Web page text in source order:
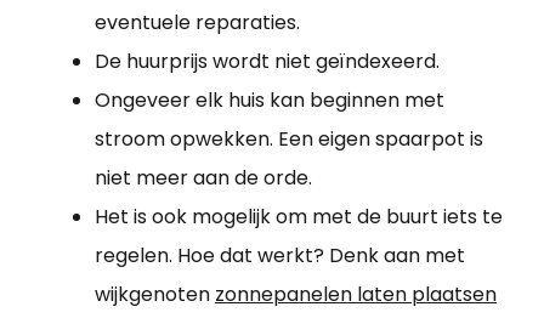
eventuele reparaties.
De huurprijs wordt niet geïndexeerd.
Ongeveer elk huis kan beginnen met
stroom opwekken. Een eigen spaarpot is
niet meer aan de orde.
Het is ook mogelijk om met de buurt iets te
regelen. Hoe dat werkt? Denk aan met
wijkgenoten zonnepanelen laten plaatsen